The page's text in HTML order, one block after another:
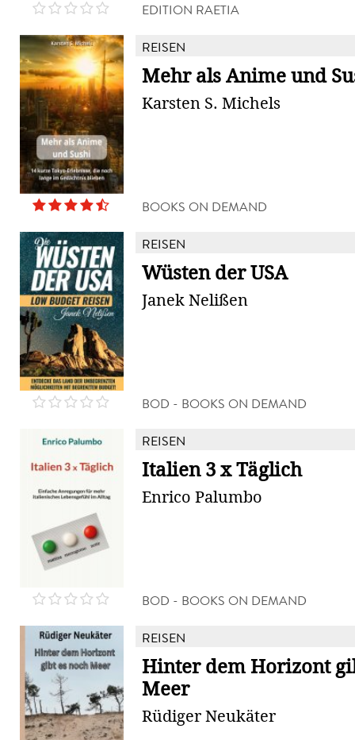
EDITION RAETIA
REISEN
Mehr als Anime und
Karsten S. Michels
BOOKS ON DEMAND
REISEN
Wüsten der USA
Janek Nelißen
BOD - BOOKS ON DEMAND
REISEN
Italien 3 x Täglich
Enrico Palumbo
BOD - BOOKS ON DEMAND
REISEN
Hinter dem Horizont
Meer
Rüdiger Neukäter